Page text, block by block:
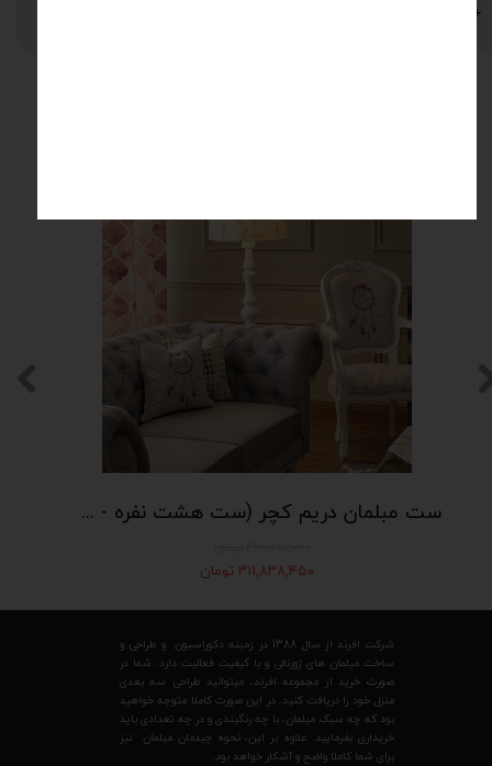
ست مبلمان دریم کچر (ست هشت نفره - شامل دو مبل چستر سه نفره و دو صندلی تکی درباری)
۳۱۱,۸۳۸,۴۵۰ تومان
شرکت افرند از سال 1388 در زمینه دکوراسیون و طراحی و
ساخت مبلمان های ژورنالی و با کیفیت فعالیت دارد. شما در
صورت خرید از مجموعه افرند، میتوانید طراحی سه بعدی
منزل خود را دریافت کنید. در این صورت کاملا متوجه خواهید
بود که چه سبک مبلمان، با چه رنگبندی و در چه تعدادی باید
خریداری بفرمایید. علاوه بر این، نحوه چیدمان مبلمان نیز
برای شما کاملا واضح و آشکار خواهد بود.